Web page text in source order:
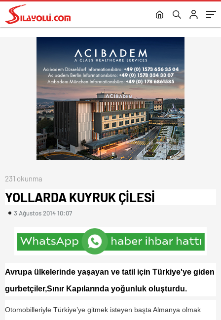
231 okunma
YOLLARDA KUYRUK ÇİLESİ
3 Ağustos 2014 10:07
Avrupa ülkelerinde yaşayan ve tatil için Türkiye'ye giden
gurbetçiler,Sınır Kapı larında yoğunluk oluşturdu.
Otomobilleriyle Türkiye’ye gitmek isteyen başta Almanya olmak